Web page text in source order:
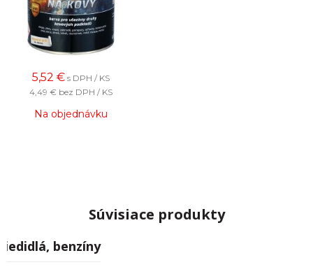
5,52 € s DPH / KS
4,49 € bez DPH / KS
Na objednávku
Súvisiace produkty
benzíny